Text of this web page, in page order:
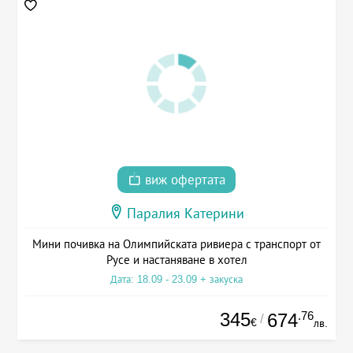
виж офертата
Паралия Катерини
Мини почивка на Олимпийската ривиера с транспорт от
Русе и настаняване в хотел
Дата: 18.09 - 23.09 + закуска
345€ / 674.76
лв.